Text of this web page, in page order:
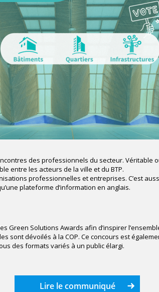
des professionnels du secteur. Véritable
entre les acteurs de la ville et du BTP.
professionnelles et entreprises. C’est
plateforme d’information en anglais.
Green Solutions Awards afin d’inspirer
sont dévoilés à la COP. Ce concours est
des formats variés à un public élargi.
Lire le communiqué